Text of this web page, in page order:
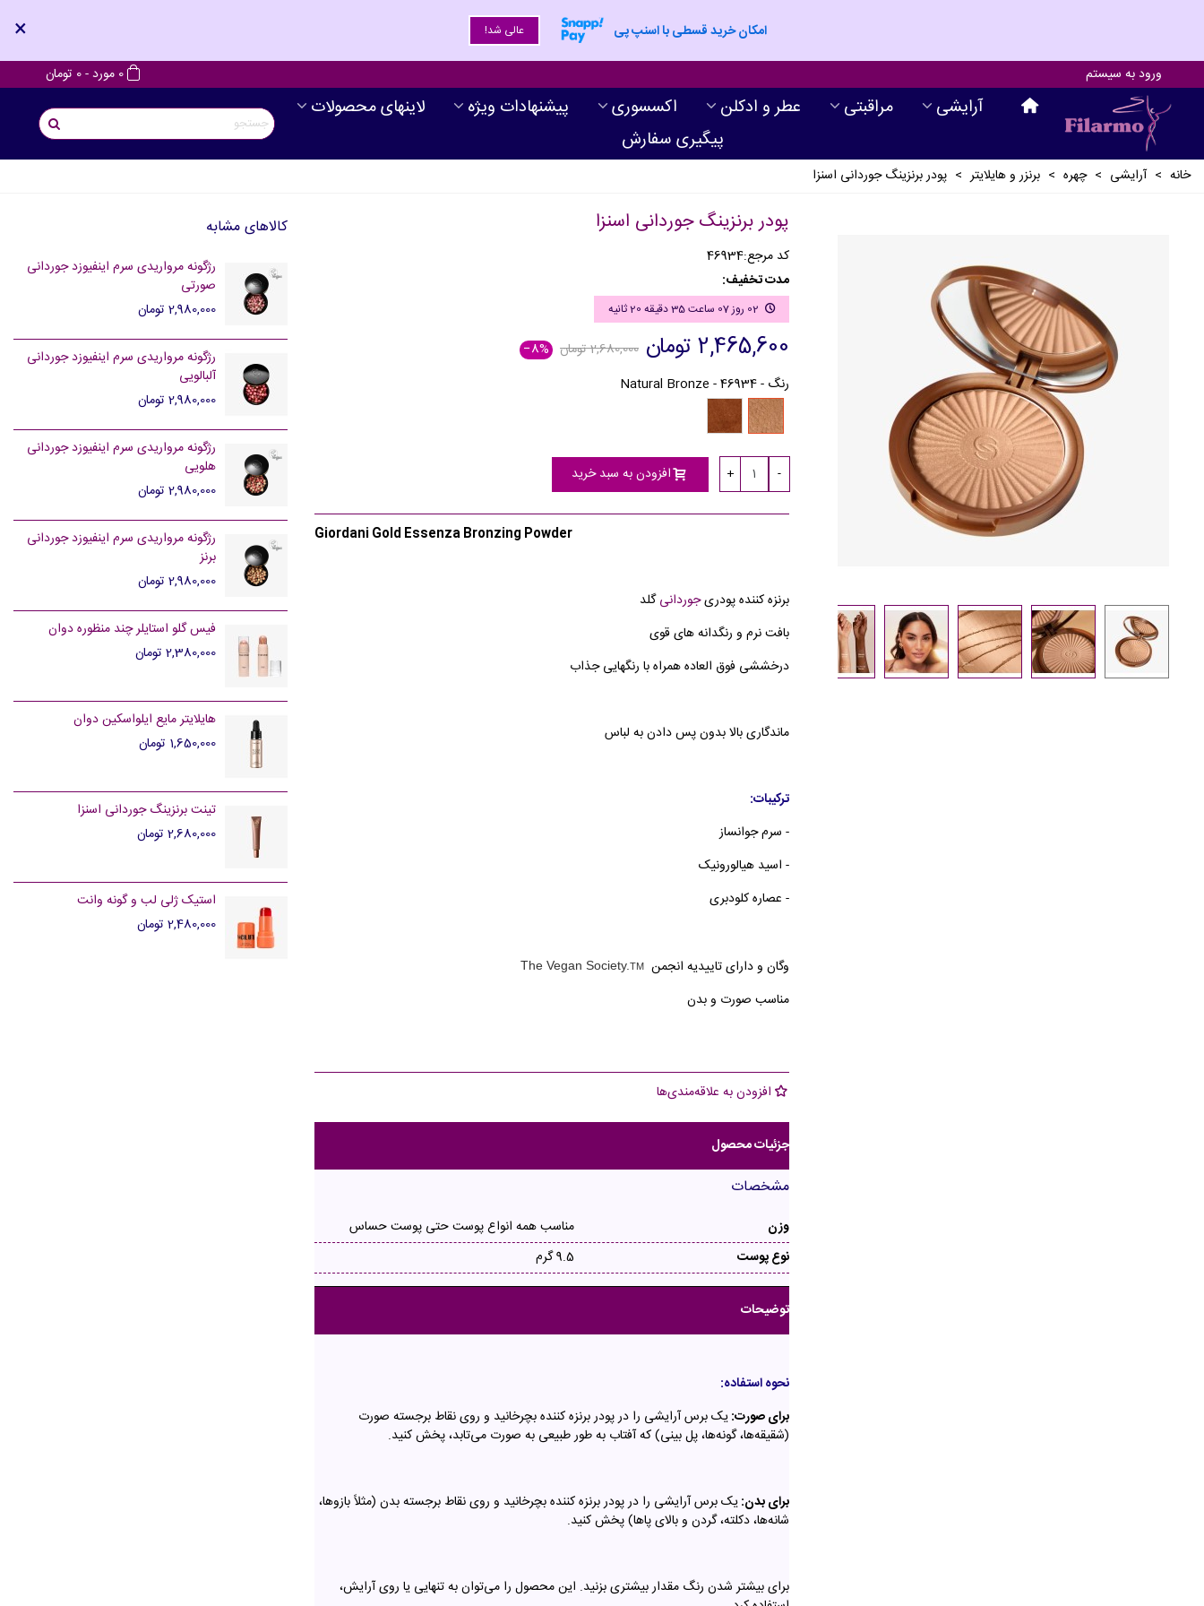
امکان خرید قسطی با اسنپ پی عالی شد! ×
ورود به سیستم 0 مورد-0 تومان
آرايشی مراقبتی عطر و ادکلن اکسسوری پیشنهادات ویژه
لاینهای محصولات
پیگیری سفارش
خانه > آرايشی > چهره > برنزر و هایلایتر > پودر برنزینگ جوردانی اسنزا
پودر برنزینگ جوردانی اسنزا
کد مرجع:46934
مدت تخفیف:
02 روز 07 ساعت 35 دقیقه 19 ثانیه
2,465,600 تومان 2,680,000 تومان
‎−8%
رنگ -
46934 - Natural Bronze
46934
-
Bronze
Kissed
Bronze
-
+ افزودن به سبد خرید
Giordani Gold Essenza Bronzing Powder
برنزه کننده پودریجوردانیگلد
بافت نرم و رنگدانه های قوی
درخششی فوق العاده همراه با رنگهایی جذاب
ماندگاری بالا بدون پس دادن به لباس
ترکیبات:
- سرم جوانساز
- اسید هیالورونیک
- عصاره کلودبری
وگان و دارای تاییدیه انجمن TM
مناسب صورت و بدن
افزودن به علاقه‌مندی‌ها
جزئیات محصول
مشخصات
وزن
مناسب همه انواع پوست حتی پوست حساس
نوع پوست
9.5 گرم
توضیحات
نحوه استفاده:
برای صورت:یک برس آرایشی را در پودر برنزه کننده بچرخانید و روی نقاط برجسته صورت
(شقیقه‌ها، گونه‌ها، پل بینی) که آفتاب به طور طبیعی به صورت می‌تابد، پخش کنید.
برای بدن:یک برس آرایشی را در پودر برنزه کننده بچرخانید و روی نقاط برجسته بدن (مثلاً بازوها،
شانه‌ها، دکلته، گردن و بالای پاها) پخش کنید.
برای بیشتر شدن رنگ مقدار بیشتری بزنید. این محصول را می‌توان به تنهایی یا روی آرایش،
کالاهای مشابه
رژگونه مرواریدی سرم اینفیوزد جوردانی
صورتی
2,980,000 تومان
رژگونه مرواریدی سرم اینفیوزد جوردانی
آلبالویی
2,980,000 تومان
رژگونه مرواریدی سرم اینفیوزد جوردانی
هلویی
2,980,000 تومان
رژگونه مرواریدی سرم اینفیوزد جوردانی
برنز
2,980,000 تومان
فیس گلو استایلر چند منظوره دوان
2,380,000 تومان
هایلایتر مایع ایلواسکین دوان
1,650,000 تومان
تینت برنزینگ جوردانی اسنزا
2,680,000 تومان
استیک ژلی لب و گونه وانت
2,480,000 تومان